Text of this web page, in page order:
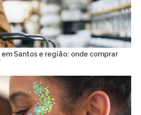
Santos e região: onde comprar